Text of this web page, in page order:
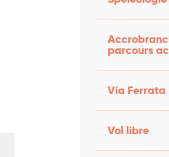
parcours
Via Ferrata
Vol libre